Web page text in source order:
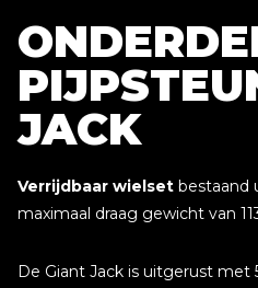
JACK
Verrijdbaar wielset bestaand
maximaal draag gewicht van
De Giant Jack is uitgerust met